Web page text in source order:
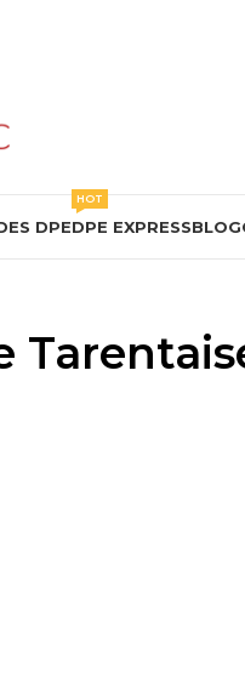
DPEDPE EXPRESS
HOT
BLOG